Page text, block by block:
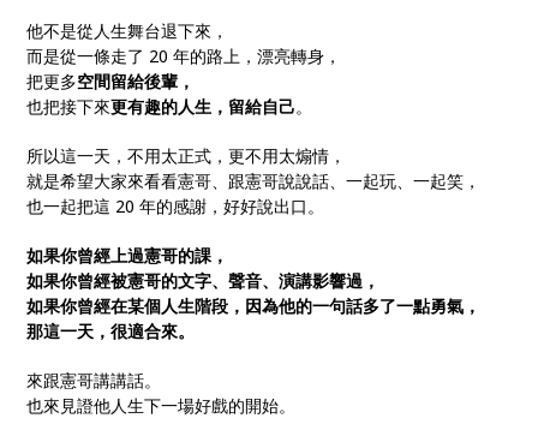
他不是從人生舞台退下來，
而是從一條走了 20 年的路上，漂亮轉身，
把更多空間留給後輩，
也把接下來更有趣的人生，留給自己。
所以這一天，不用太正式，更不用太煽情，
就是希望大家來看看憲哥、跟憲哥說說話、一起玩、一起笑，
也一起把這 20 年的感謝，好好說出口。
如果你曾經上過憲哥的課，
如果你曾經被憲哥的文字、聲音、演講影響過，
如果你曾經在某個人生階段，因為他的一句話多了一點勇氣，
那這一天，很適合來。
來跟憲哥講講話。
也來見證他人生下一場好戲的開始。